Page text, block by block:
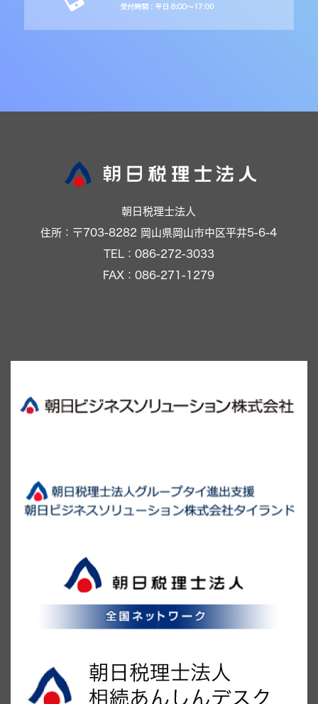
朝日税理士法人
住所：〒703-8282 岡山県岡山市中区平井5-6-4
TEL：086-272-3033
FAX：086-271-1279